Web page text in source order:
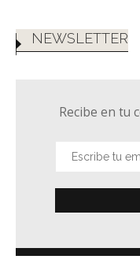
NEWSLETTER
Recibe en tu